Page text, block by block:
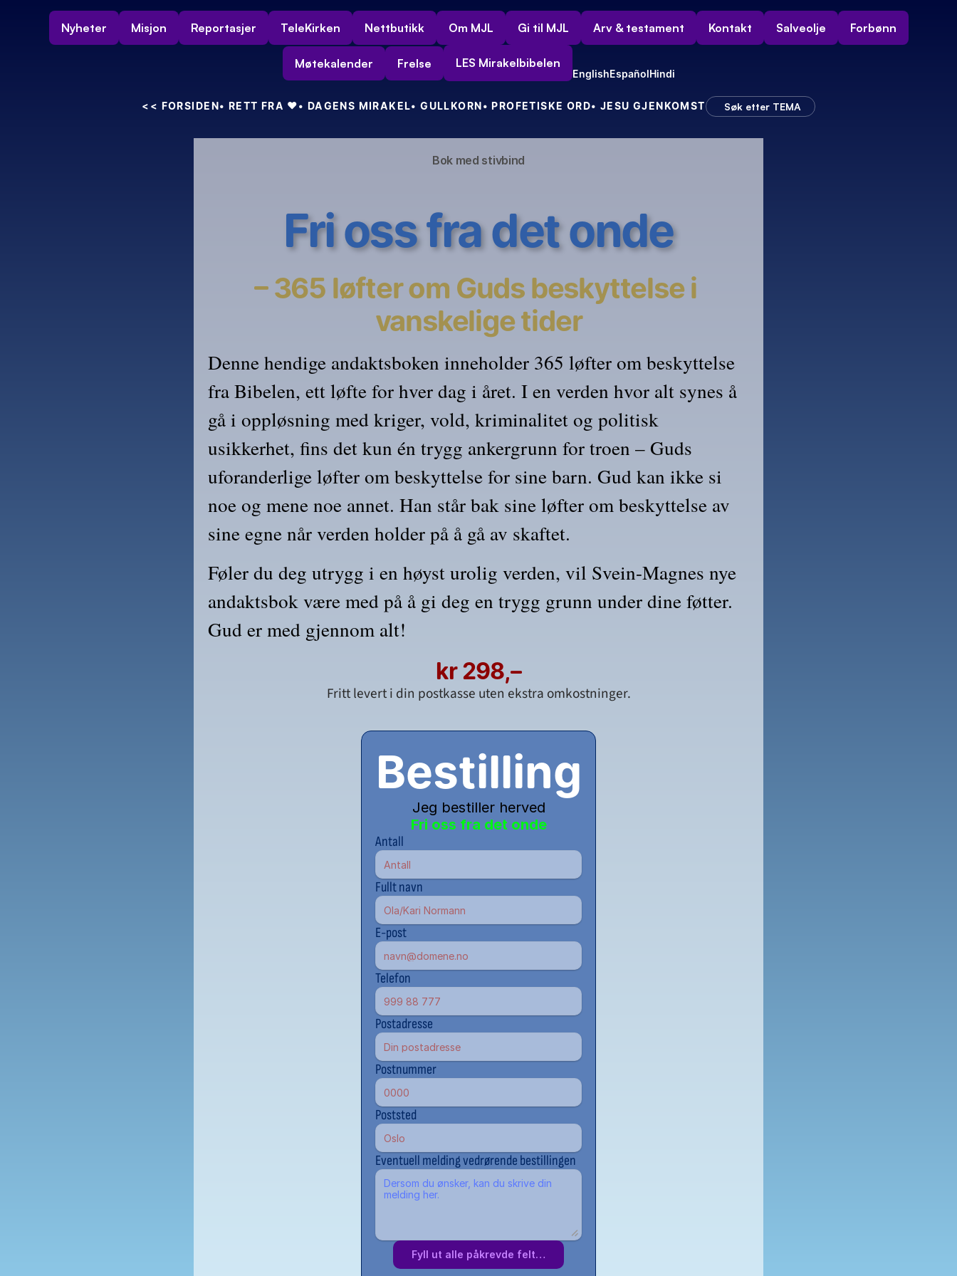
Nyheter Misjon Reportasjer TeleKirken Nettbutikk Om MJL Gi til MJL Arv & testament Kontakt Salveolje Forbønn
Møtekalender Frelse LES Mirakelbibelen
EnglishEspañolHindi
<< FORSIDEN• RETT FRA ❤️• DAGENS MIRAKEL• GULLKORN• PROFETISKE ORD• JESU GJENKOMST Søk etter TEMA
Bok med stivbind
Fri oss fra det onde
– 365 løfter om Guds beskyttelse i
vanskelige tider
Denne hendige andaktsboken inne­holder 365 løfter om beskyttelse
fra Bibelen, ett løfte for hver dag i året. I en verden hvor alt synes å
gå i oppløsning med kriger, vold, kriminalitet og politisk
usikkerhet, fins det kun én trygg ankergrunn for troen – Guds
uforanderlige løfter om beskyttelse for sine barn. Gud kan ikke si
noe og mene noe annet. Han står bak sine løfter om beskyttelse av
sine egne når verden holder på å gå av skaftet.
Føler du deg utrygg i en høyst urolig verden, vil Svein-Magnes nye
andaktsbok være med på å gi deg en trygg grunn under dine føtter.
Gud er med gjennom alt!
kr 298,–
Fritt levert i din postkasse uten ekstra omkostninger.
Bestilling
Jeg bestiller herved
Fri oss fra det onde
Antall
Fullt navn
E-post
Telefon
Postadresse
Postnummer
Poststed
Eventuell melding vedrørende bestillingen
Fyll ut alle påkrevde felt…